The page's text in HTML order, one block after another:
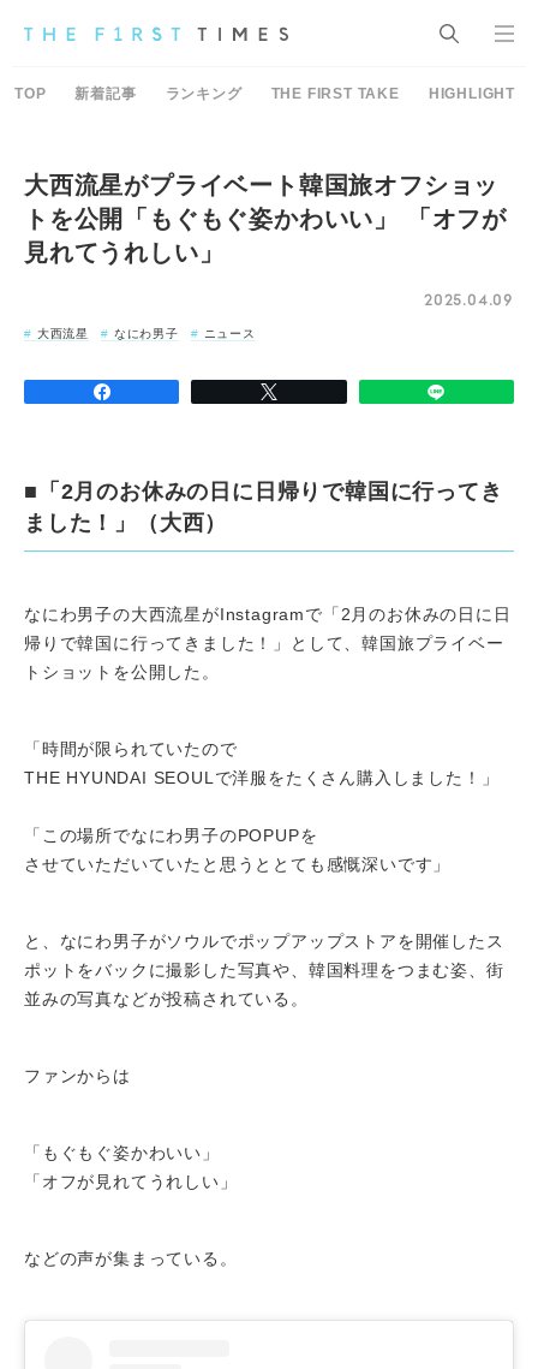
TOP 新着記事 ランキング THE FIRST TAKE HIGHLIGHT
大西流星がプライベート韓国旅オフショッ
トを公開「もぐもぐ姿かわいい」 「オフが
見れてうれしい」
2025.04.09
大西流星 なにわ男子 ニュース
■「2月のお休みの日に日帰りで韓国に行ってき
ました！」（大西）
なにわ男子の大西流星がInstagramで「2月のお休みの日に日
帰りで韓国に行ってきました！」として、韓国旅プライベー
トショットを公開した。
「時間が限られていたので
THE HYUNDAI SEOULで洋服をたくさん購入しました！」⁡
「この場所でなにわ男子のPOPUPを
させていただいていたと思うととても感慨深いです」
と、なにわ男子がソウルでポップアップストアを開催したス
ポットをバックに撮影した写真や、韓国料理をつまむ姿、街
並みの写真などが投稿されている。
ファンからは
「もぐもぐ姿かわいい」
「オフが見れてうれしい」
などの声が集まっている。